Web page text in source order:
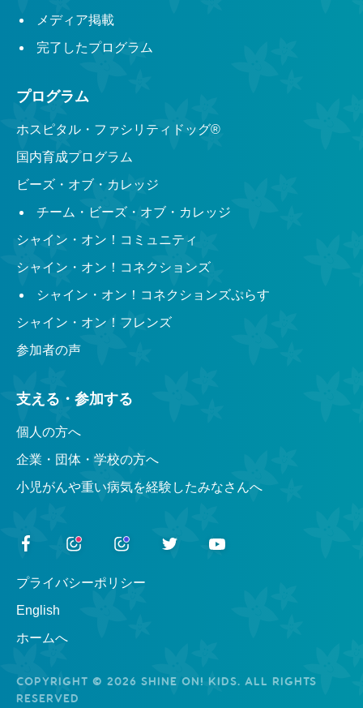
メディア掲載
完了したプログラム
プログラム
ホスピタル・ファシリティドッグ®︎
国内育成プログラム
ビーズ・オブ・カレッジ
チーム・ビーズ・オブ・カレッジ
シャイン・オン！コミュニティ
シャイン・オン！コネクションズ
シャイン・オン！コネクションズぷらす
シャイン・オン！フレンズ
参加者の声
支える・参加する
個人の方へ
企業・団体・学校の方へ
小児がんや重い病気を経験したみなさんへ
プライバシーポリシー
English
ホームへ
COPYRIGHT © 2026 SHINE ON! KIDS. ALL RIGHTS
RESERVED